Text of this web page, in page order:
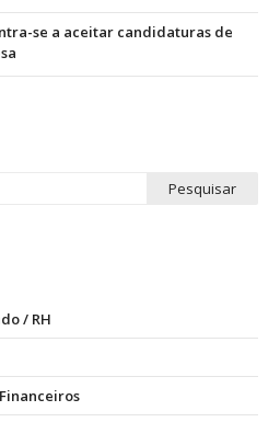
se a aceitar candidaturas de
/ RH